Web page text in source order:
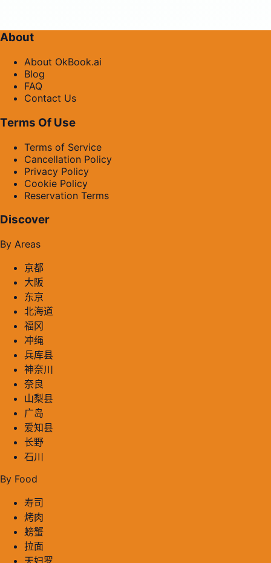
About
About OkBook.ai
Blog
FAQ
Contact Us
Terms Of Use
Terms of Service
Cancellation Policy
Privacy Policy
Cookie Policy
Reservation Terms
Discover
By Areas
京都
大阪
东京
北海道
福冈
冲绳
兵库县
神奈川
奈良
山梨县
广岛
爱知县
长野
石川
By Food
寿司
烤肉
螃蟹
拉面
天妇罗